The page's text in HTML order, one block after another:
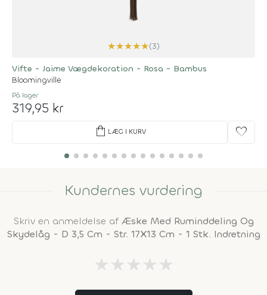
★★★★★(3)
Vifte - Jaime Vægdekoration - Rosa - Bambus
Bloomingville
På lager
319,95 kr
shopping_bag LÆG I KURV favorite
Kundernes vurdering
Skriv en anmeldelse af Æske Med Ruminddeling Og
Skydelåg - D 3,5 Cm - Str. 17X13 Cm - 1 Stk. Indretning
★ ★ ★ ★ ★